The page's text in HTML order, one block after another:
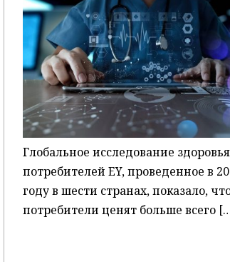
P
Глобальное исследование здоровья
потребителей EY, проведенное в
году в шести странах, показало,
потребители ценят больше всего